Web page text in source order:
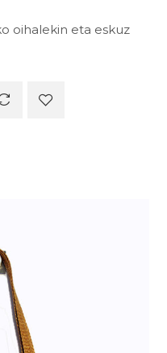
oihalekin eta eskuz